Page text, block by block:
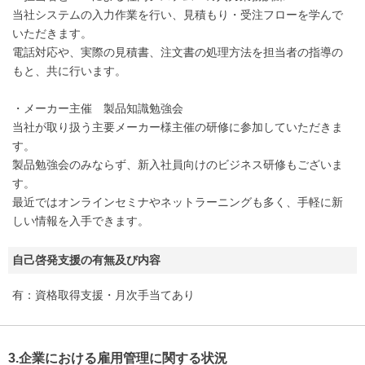
当社システムの入力作業を行い、見積もり・受注フローを学んで
いただきます。
電話対応や、実際の見積書、注文書の処理方法を担当者の指導の
もと、共に行います。
・メーカー主催 製品知識勉強会
当社が取り扱う主要メーカー様主催の研修に参加していただきま
す。
製品勉強会のみならず、新入社員向けのビジネス研修もございま
す。
最近ではオンラインセミナやネットラーニングも多く、手軽に新
しい情報を入手できます。
自己啓発支援の有無及び内容
有：資格取得支援・月次手当てあり
3.企業における雇用管理に関する状況